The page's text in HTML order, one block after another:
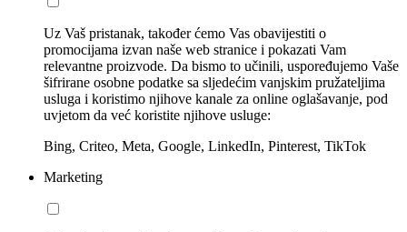
Uz Vaš pristanak, također ćemo Vas obavijestiti o
promocijama izvan naše web stranice i pokazati Vam
relevantne proizvode. Da bismo to učinili, uspoređujemo Vaše
šifrirane osobne podatke sa sljedećim vanjskim pružateljima
usluga i koristimo njihove kanale za online oglašavanje, pod
uvjetom da već koristite njihove usluge:
Bing, Criteo, Meta, Google, LinkedIn, Pinterest, TikTok
Marketing